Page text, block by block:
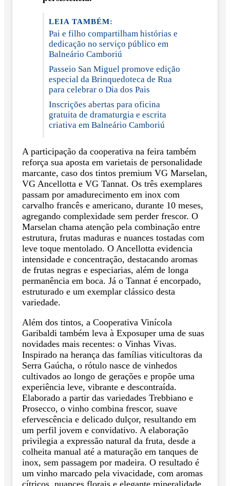
LEIA TAMBÉM:
Pai e filho compartilham histórias e
dedicação no serviço público em
Balneário Camboriú
Passeio San Miguel promove edição
especial da Brinquedoteca de Rua
para celebrar o Dia dos Pais
Inscrições abertas para oficina
gratuita de dramaturgia e escrita
criativa em Balneário Camboriú
A participação da cooperativa na feira também
reforça sua aposta em varietais de personalidade
marcante, caso dos tintos premium VG Marselan,
VG Ancellotta e VG Tannat. Os três exemplares
passam por amadurecimento em inox com
carvalho francês e americano, durante 10 meses,
agregando complexidade sem perder frescor. O
Marselan chama atenção pela combinação entre
estrutura, frutas maduras e nuances tostadas com
leve toque mentolado. O Ancellotta evidencia
intensidade e concentração, destacando aromas
de frutas negras e especiarias, além de longa
permanência em boca. Já o Tannat é encorpado,
estruturado e um exemplar clássico desta
variedade.
Além dos tintos, a Cooperativa Vinícola
Garibaldi também leva à Exposuper uma de suas
novidades mais recentes: o Vinhas Vivas.
Inspirado na herança das famílias viticultoras da
Serra Gaúcha, o rótulo nasce de vinhedos
cultivados ao longo de gerações e propõe uma
experiência leve, vibrante e descontraída.
Elaborado a partir das variedades Trebbiano e
Prosecco, o vinho combina frescor, suave
efervescência e delicado dulçor, resultando em
um perfil jovem e convidativo. A elaboração
privilegia a expressão natural da fruta, desde a
colheita manual até a maturação em tanques de
inox, sem passagem por madeira. O resultado é
um vinho marcado pela vivacidade, com aromas
cítricos, nuances florais e elegante mineralidade.